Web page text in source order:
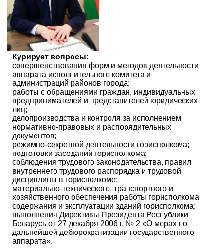
Курирует вопросы:
совершенствования форм и методов деятельности
аппарата исполнительного комитета и
администраций районов города;
работы с обращениями граждан, индивидуальных
предпринимателей и представителей юридических
лиц;
делопроизводства и контроля за исполнением
нормативно-правовых и распорядительных
документов;
режимно-секретной деятельности горисполкома;
подготовки заседаний горисполкома;
соблюдения трудового законодательства, правил
внутреннего трудового распорядка и трудовой
дисциплины в горисполкоме;
материально-технического, транспортного и
хозяйственного обеспечения работы горисполкома;
содержания и эксплуатации зданий горисполкома;
выполнения Директивы Президента Республики
Беларусь от 27 декабря 2006 г. № 2 «О мерах по
дальнейшей дебюрократизации государственного
аппарата».